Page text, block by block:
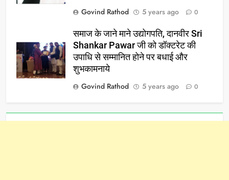
Govind Rathod
5 years ago 0
समाज के जाने माने उद्योगपति, दानवीर Sri
Shankar Pawar जी को डॉक्टरेट की
उपाधि से सम्मानित होने पर बधाई और
शुभकामनाये
Govind Rathod
5 years ago 0